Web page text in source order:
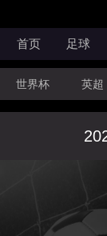
首页 足球
世界杯 英超
CBA FIBA